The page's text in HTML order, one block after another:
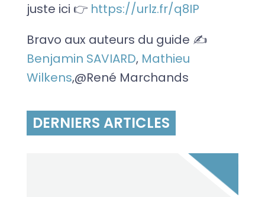
juste ici 👉 https://urlz.fr/q8IP
Bravo aux auteurs du guide ✍
Benjamin SAVIARD, Mathieu
Wilkens,@René Marchands
DERNIERS ARTICLES